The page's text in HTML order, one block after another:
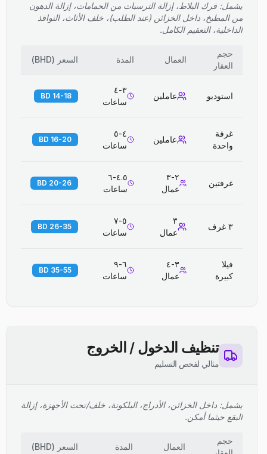
يشمل: فرك البلاط، إزالة الترسبات من الحمامات، إزالة الدهون
من المطبخ، داخل الخزائن (عند الطلب)، خلف الأثاث، النوافذ
الداخلية، التعقيم الكامل.
حجم
العقار
العمال المدة السعر (
BHD
)
استوديو عاملين
٣-٤
ساعات
14-18 BD
غرفة
واحدة
عاملين
٤-٥
ساعات
16-20 BD
غرفتين
٢-٣
عمال
٤.٥-٦
ساعات
20-26 BD
٣ غرف
٣
عمال
٥-٧
ساعات
26-35 BD
فيلا
كبيرة
٣-٤
عمال
٦-٩
ساعات
35-55 BD
تنظيف الدخول / الخروج
مثالي لفحص التسليم
يشمل: داخل الخزائن، الأدراج، البلكونة، خلف/تحت الأجهزة، إزالة
البقع حيثما أمكن.
حجم
العمال المدة السعر (
BHD
)